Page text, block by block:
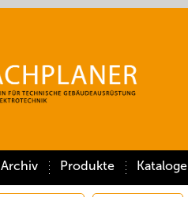
Archiv Produkte Kataloge